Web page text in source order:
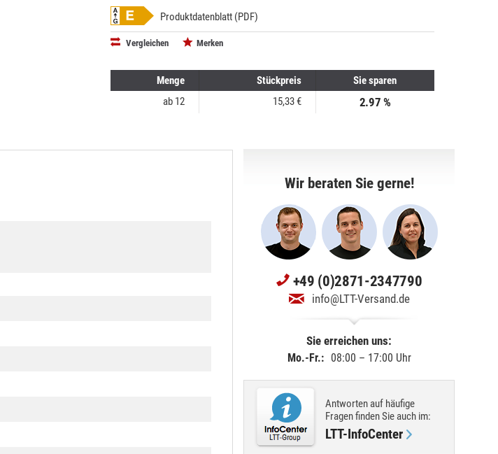
Produktdatenblatt (PDF)
Vergleichen Merken
Menge Stückpreis
Sie sparen
ab 12 15,33 € 2.97 %
Wir beraten Sie gerne!
+49 (0)2871-2347790
info@LTT-Versand.de
Sie erreichen uns:
Mo.-Fr.: 08:00 – 17:00 Uhr
Antworten auf häufige
Fragen finden Sie auch im:
LTT-InfoCenter